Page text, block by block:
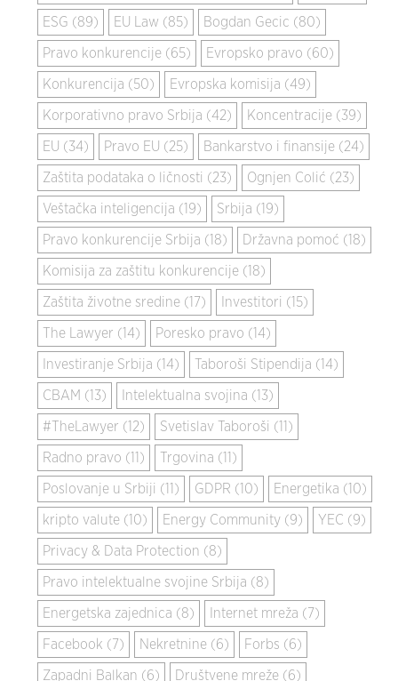
ESG (89) EU Law (85) Bogdan Gecic (80)
Pravo konkurencije (65) Evropsko pravo (60)
Konkurencija (50) Evropska komisija (49)
Korporativno pravo Srbija (42) Koncentracije (39)
EU (34) Pravo EU (25) Bankarstvo i finansije (24)
Zaštita podataka o ličnosti (23) Ognjen Colić (23)
Veštačka inteligencija (19) Srbija (19)
Pravo konkurencije Srbija (18) Državna pomoć (18)
Komisija za zaštitu konkurencije (18)
Zaštita životne sredine (17) Investitori (15)
The Lawyer (14) Poresko pravo (14)
Investiranje Srbija (14) Taboroši Stipendija (14)
CBAM (13) Intelektualna svojina (13)
#TheLawyer (12) Svetislav Taboroši (11)
Radno pravo (11) Trgovina (11)
Poslovanje u Srbiji (11) GDPR (10) Energetika (10)
kripto valute (10) Energy Community (9) YEC (9)
Privacy & Data Protection (8)
Pravo intelektualne svojine Srbija (8)
Energetska zajednica (8) Internet mreža (7)
Facebook (7) Nekretnine (6) Forbs (6)
Zapadni Balkan (6) Društvene mreže (6)